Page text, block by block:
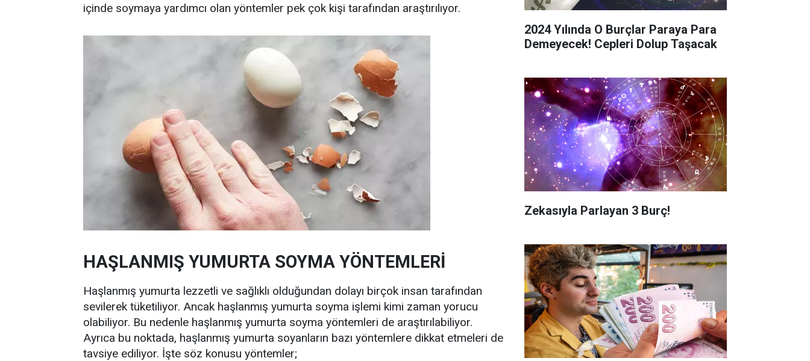
içinde soymaya yardımcı olan yöntemler pek çok kişi tarafından araştırılıyor.
HAŞLANMIŞ YUMURTA SOYMA YÖNTEMLERİ
Haşlanmış yumurta lezzetli ve sağlıklı olduğundan dolayı birçok insan tarafından
sevilerek tüketiliyor. Ancak haşlanmış yumurta soyma işlemi kimi zaman yorucu
olabiliyor. Bu nedenle haşlanmış yumurta soyma yöntemleri de araştırılabiliyor.
Ayrıca bu noktada, haşlanmış yumurta soyanların bazı yöntemlere dikkat etmeleri de
tavsiye ediliyor. İşte söz konusu yöntemler;
2024 Yılında O Burçlar Paraya Para
Demeyecek! Cepleri Dolup Taşacak
Zekasıyla Parlayan 3 Burç!